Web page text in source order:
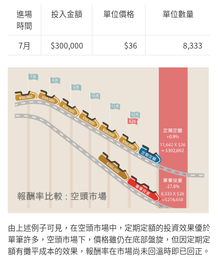
進場
時間
投入金額 單位價格 單位數量
7月 $300,000 $36 8,333
由上述例子可見，在空頭市場中，定期定額的投資效果優於
單筆許多，空頭市場下，價格雖仍在底部盤旋，但因定期定
額有攤平成本的效果，報酬率在市場尚未回溫時即已回正。